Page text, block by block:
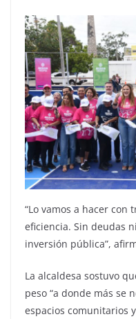
“Lo vamos a hacer con
eficiencia. Sin deudas
inversión pública”,
La alcaldesa sostuvo
peso “a donde más se
espacios comunitarios